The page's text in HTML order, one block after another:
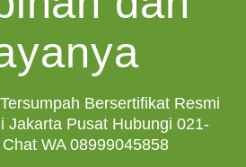
Bersertifikat Resmi
Jakarta Pusat Hubungi 021-
WA 08999045858